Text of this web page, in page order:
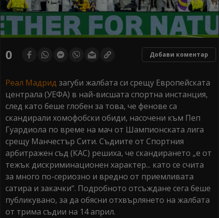
0 Добави коментар
Реал Мадрид загуби жалбата си срещу Европейската
централа (УЕФА) в най-висшата спортна инстанция,
след като беше глобен за това, че фенове са
скандирали хомофобски обиди, насочени към Пеп
Гуардиола по време на мач от Шампионската лига
срещу Манчестър Сити. Съдиите от Спортния
арбитражен съд (КАС) решиха, че скандирането „е от
тежък дискриминационен характер... като се счита
за много по-сериозно и вредно от приемливата
сатира и закачки“. Подробното отсъждане сега беше
публикувано, за да обясни отхвърлянето на жалбата
от трима съдии на 14 април.